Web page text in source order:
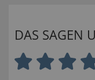
DAS SAGEN